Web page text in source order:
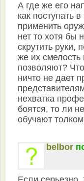
А где же его
как поступать
применить
нет то хотя бы
скрутить руки,
же их смелость
позволяют?
ничто не дает
нехватка
боятся, то ли
обучают
belbor